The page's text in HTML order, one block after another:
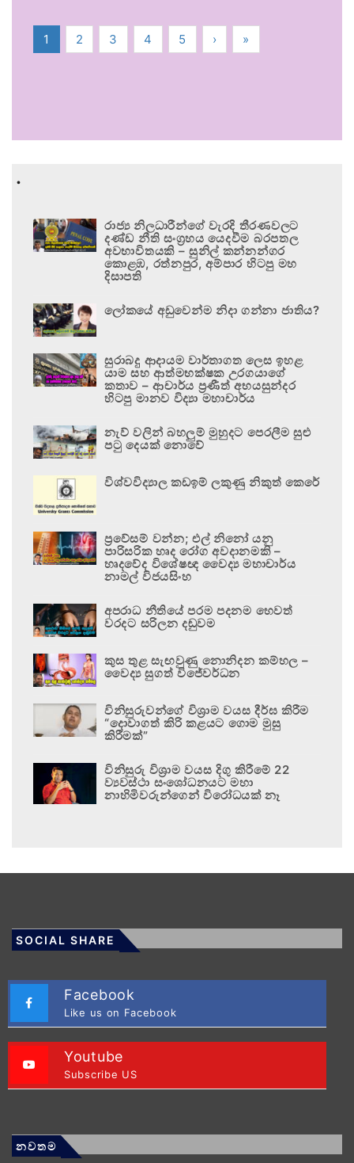
1 2 3 4 5 › »
.
රාජ්‍ය නිලධාරීන්ගේ වැරදි තීරණවලට
දණ්ඩ නීති සංග්‍රහය යෙදවීම බරපතල
අවභාවිතයකි – සුනිල් කන්නන්ගර
කොළඹ, රත්නපුර, අම්පාර හිටපු මහ
දිසාපති
ලෝකයේ අඩුවෙන්ම නිදා ගන්නා ජාතිය?
සුරාබදු ආදායම වාර්තාගත ලෙස ඉහළ
යාම සහ ආත්මභක්ෂක උරගයාගේ
කතාව – ආචාර්ය ප්‍රණීත් අභයසුන්දර
හිටපු මානව විද්‍යා මහාචාර්ය
නැව් වලින් බහලුම් මුහුදට පෙරලීම සුළු
පටු දෙයක් නොවේ
විශ්වවිද්‍යාල කඩඉම් ලකුණු නිකුත් කෙරේ
ප්‍රවේසම් වන්න; එල් නිනෝ යනු
පාරිසරික හෘද රෝග අවදානමකි –
හෘදවේද විශේෂඥ වෛද්‍ය මහාචාර්ය
නාමල් විජයසිංහ
අපරාධ නීතියේ පරම පදනම හෙවත්
වරදට සරිලන දඬුවම
කුස තුළ සැඟවුණු නොනිදන කම්හල –
වෛද්‍ය සුගත් විජේවර්ධන
විනිසුරුවන්ගේ විශ්‍රාම වයස දීර්ඝ කිරීම
“දොවාගත් කිරි කළයට ගොම මුසු
කිරීමක්”
විනිසුරු විශ්‍රාම වයස දිගු කිරීමේ 22
ව්‍යවස්ථා සංශෝධනයට මහා
නාහිමිවරුන්ගෙන් විරෝධයක් නෑ
SOCIAL SHARE
Facebook
Like us on Facebook
Youtube
Subscribe US
නවතම